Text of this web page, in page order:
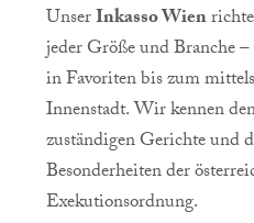
UnserInkasso Wien
jeder Größe und Branche
in Favoriten bis zum
Innenstadt. Wir kennen
zuständigen Gerichte und
Besonderheiten der
Exekutionsordnung.